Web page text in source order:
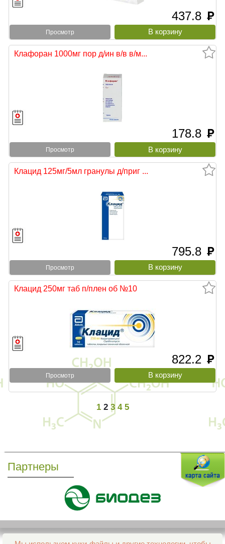
437.8 руб
Просмотр
Клафоран 1000мг пор д/ин в/в в/м...
178.8 руб
Просмотр
Клацид 125мг/5мл гранулы д/приг ...
795.8 руб
Просмотр
Клацид 250мг таб п/плен об №10
822.2 руб
Просмотр
1 2 3 4 5
Партнеры